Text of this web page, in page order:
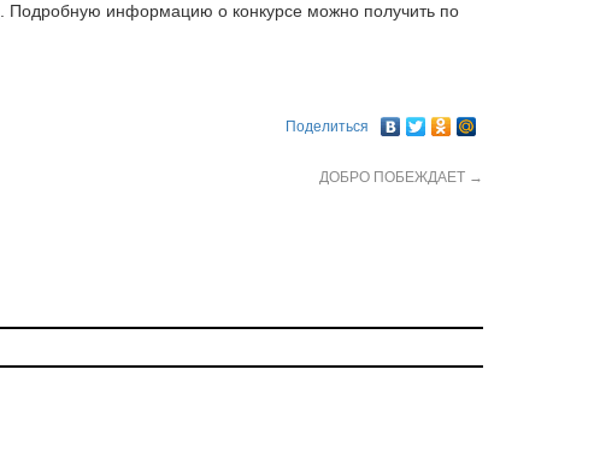
. Подробную информацию о конкурсе можно получить по
Поделиться
ДОБРО ПОБЕЖДАЕТ →